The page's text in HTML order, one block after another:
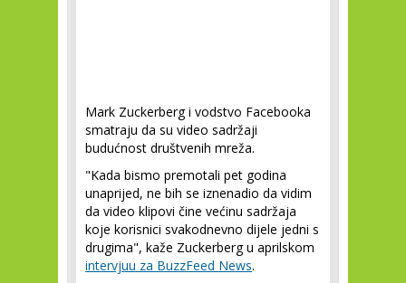
Mark Zuckerberg i vodstvo Facebooka
smatraju da su video sadržaji
budućnost društvenih mreža.
"Kada bismo premotali pet godina
unaprijed, ne bih se iznenadio da vidim
da video klipovi čine većinu sadržaja
koje korisnici svakodnevno dijele jedni s
drugima", kaže Zuckerberg u aprilskom
intervjuu za BuzzFeed News.